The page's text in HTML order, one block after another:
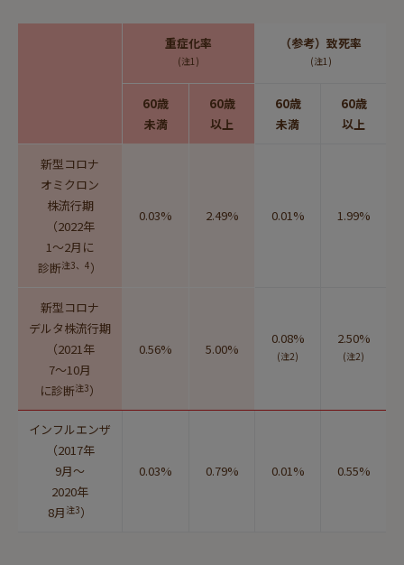
重症化率
(注1)
（参考）致死率
(注1)
60歳
未満
60歳
以上
60歳
未満
60歳
以上
新型コロナ
オミクロン
株流行期
（2022年
1～2月に
診断注3、4）
0.03% 2.49% 0.01% 1.99%
新型コロナ
デルタ株流行期
（2021年
7～10月
に診断注3）
0.56% 5.00%
0.08%
(注2)
2.50%
(注2)
インフルエンザ
（2017年
9月～
2020年
8月 注3）
0.03% 0.79% 0.01% 0.55%